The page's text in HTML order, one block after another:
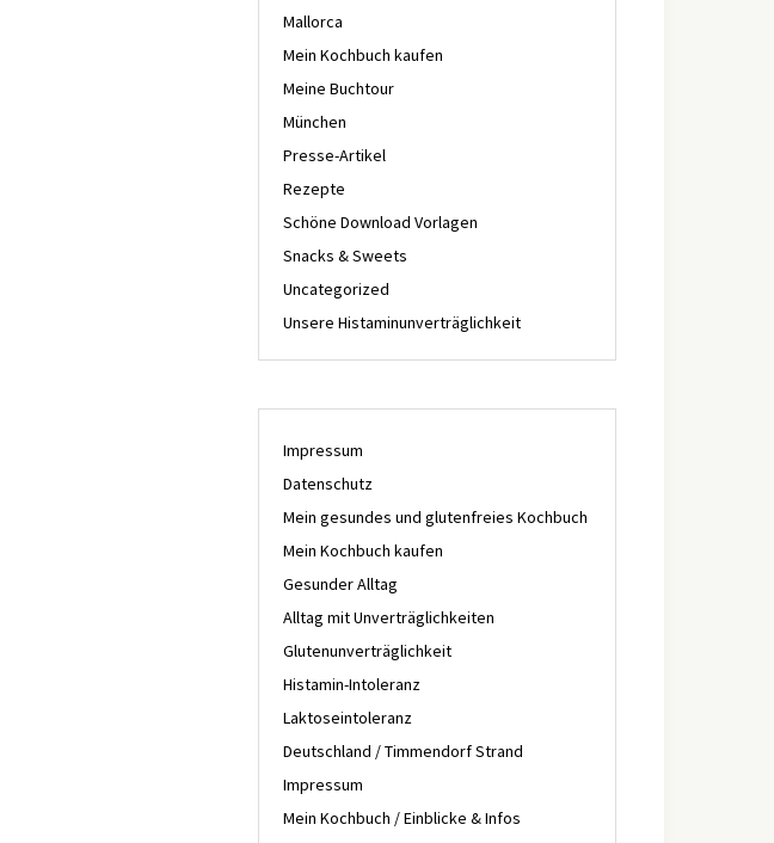
Mallorca
Mein Kochbuch kaufen
Meine Buchtour
München
Presse-Artikel
Rezepte
Schöne Download Vorlagen
Snacks & Sweets
Uncategorized
Unsere Histaminunverträglichkeit
Impressum
Datenschutz
Mein gesundes und glutenfreies Kochbuch
Mein Kochbuch kaufen
Gesunder Alltag
Alltag mit Unverträglichkeiten
Glutenunverträglichkeit
Histamin-Intoleranz
Laktoseintoleranz
Deutschland / Timmendorf Strand
Impressum
Mein Kochbuch / Einblicke & Infos